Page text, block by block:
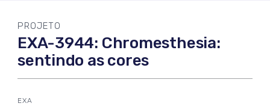
PROJETO
EXA-3944: Chromesthesia:
sentindo as cores
EXA